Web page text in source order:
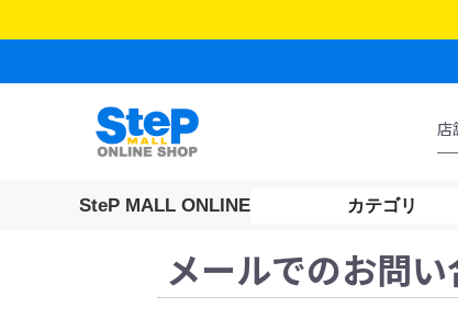
SteP MALL ONLINE カテゴリ
メールでのお問